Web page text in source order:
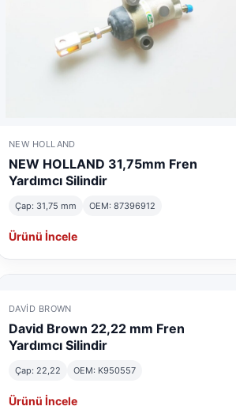
NEW HOLLAND
NEW HOLLAND 31,75mm Fren
Yardımcı Silindir
Çap: 31,75 mm OEM: 87396912
Ürünü İncele
DAVID BROWN
David Brown 22,22 mm Fren
Yardımcı Silindir
Çap: 22,22 OEM: K950557
Ürünü İncele